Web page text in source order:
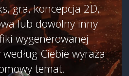
gra, koncepcja 2D,
lub dowolny inny
wygenerowanej
Ciebie wyraża
temat.